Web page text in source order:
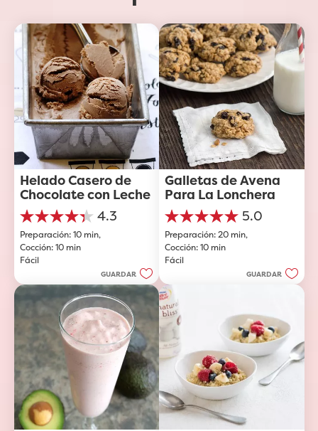
Helado Casero de
Chocolate con Leche
4.3
4.3
de
5
estrellas.
reseñas
Preparación: 10 min,
Cocción: 10 min
Fácil
GUARDAR
Galletas de Avena
Para La Lonchera
5.0
5.0
de
5
estrellas.
reseñas
Preparación: 20 min,
Cocción: 10 min
Fácil
GUARDAR